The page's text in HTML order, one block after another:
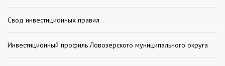
Свод инвестиционных правил
Инвестиционный профиль Ловозерского муниципального округа